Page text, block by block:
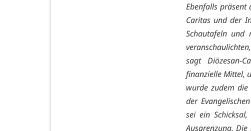
Ebenfalls präsent
Caritas und der
Schautafeln und
sagt Diözesan-
finanzielle Mittel,
wurde zudem die
der
sei ein
Ausgrenzung.